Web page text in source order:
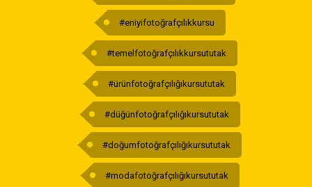
#eniyifotoğrafçılıkkursu
#temelfotoğrafçılıkkursututak
#ürünfotoğrafçılığıkursututak
#düğünfotoğrafçılığıkursututak
#doğumfotoğrafçılığıkursututak
#modafotoğrafçılığıkursututak